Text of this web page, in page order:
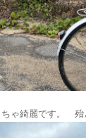
ゃ綺麗です。 殆